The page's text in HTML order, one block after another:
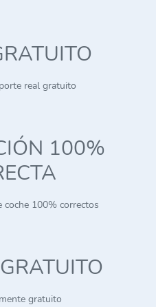
real gratuito
100%
coche 100% correctos
gratuito